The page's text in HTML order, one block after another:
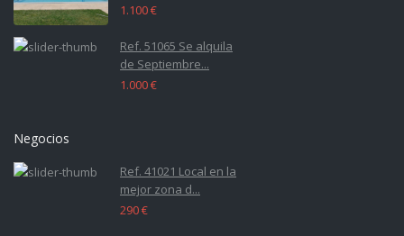
1.100 €
Ref. 51065 Se alquila
de Septiembre...
1.000 €
Negocios
Ref. 41021 Local en la
mejor zona d...
290 €